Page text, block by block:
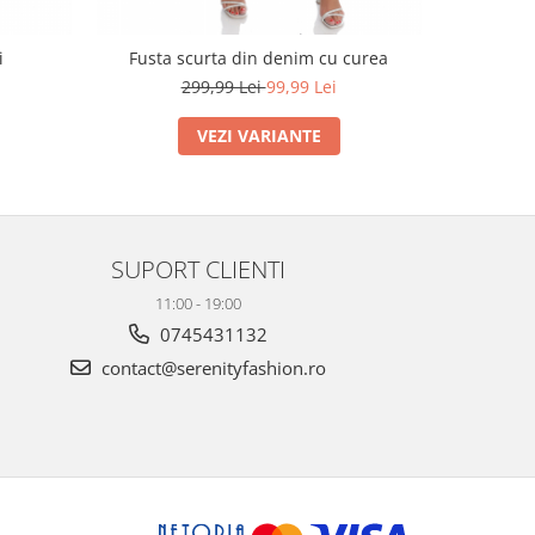
Fusta scurta din denim cu curea
299,99 Lei99,99 Lei
VEZI VARIANTE
SUPORT CLIENTI
11:00 - 19:00
0745431132
contact@serenityfashion.ro